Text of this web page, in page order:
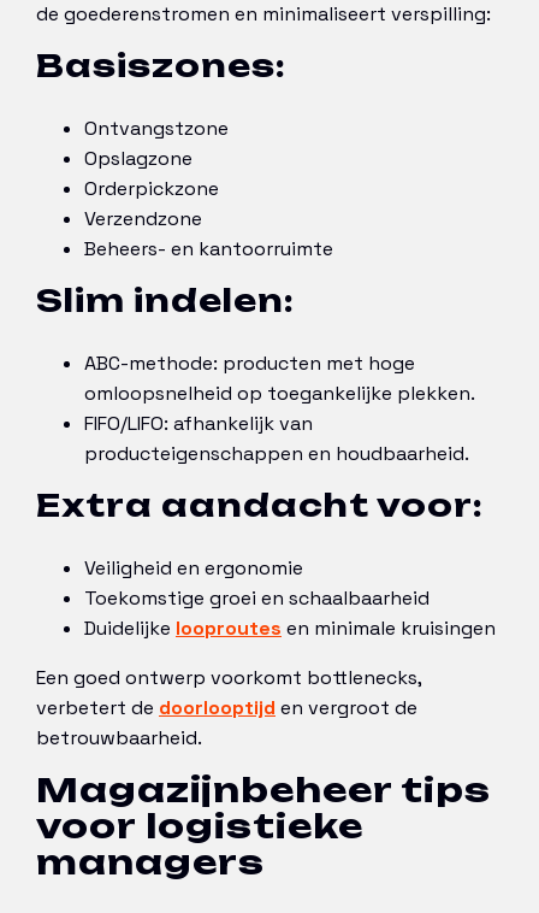
de goederenstromen en minimaliseert verspilling:
Basiszones:
Ontvangstzone
Opslagzone
Orderpickzone
Verzendzone
Beheers- en kantoorruimte
Slim indelen:
ABC-methode: producten met hoge
omloopsnelheid op toegankelijke plekken.
FIFO/LIFO: afhankelijk van
producteigenschappen en houdbaarheid.
Extra aandacht voor:
Veiligheid en ergonomie
Toekomstige groei en schaalbaarheid
Duidelijke looproutes en minimale kruisingen
Een goed ontwerp voorkomt bottlenecks,
verbetert de doorlooptijd en vergroot de
betrouwbaarheid.
Magazijnbeheer tips
voor logistieke
managers